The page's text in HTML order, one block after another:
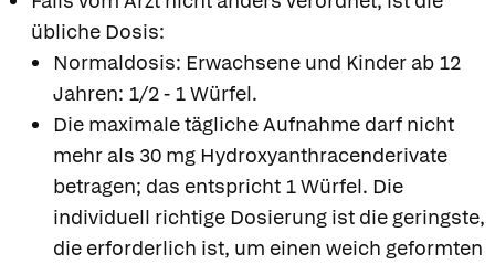
übliche Dosis:
Normaldosis: Erwachsene und Kinder ab 12
Jahren: 1/2 - 1 Würfel.
Die maximale tägliche Aufnahme darf nicht
mehr als 30 mg Hydroxyanthracenderivate
betragen; das entspricht 1 Würfel. Die
individuell richtige Dosierung ist die geringste,
die erforderlich ist, um einen weich geformten